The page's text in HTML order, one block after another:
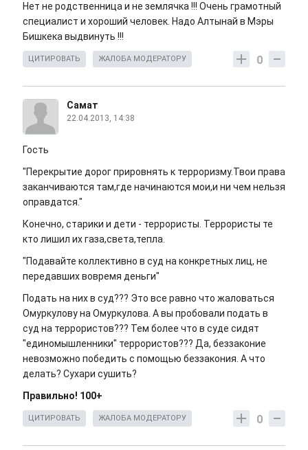
Нет не родственница и не землячка !!! Очень грамотный
специалист и хороший человек. Надо Алтынай в Мэры
Бишкека выдвинуть !!!
0
ЦИТИРОВАТЬ ЖАЛОБА МОДЕРАТОРУ
Самат
22.04.2013, 14:38
Гость
"Перекрытие дорог прировнять к терроризму.Твои права
заканчиваются там,где начинаются мои,и ни чем нельзя
оправдатся."
Конечно, старики и дети - террористы. Террористы те
кто лишил их газа,света,тепла.
"Подавайте коллективно в суд на конкретных лиц, не
передавших вовремя деньги"
Подать на них в суд??? Это все равно что жаловаться
Омуркулову на Омуркулова. А вы пробовали подать в
суд на террористов??? Тем более что в суде сидят
"единомышленники" террористов??? Да, беззаконие
невозможно победить с помощью беззакония. А что
делать? Сухари сушить?
Правильно! 100+
0
ЦИТИРОВАТЬ ЖАЛОБА МОДЕРАТОРУ